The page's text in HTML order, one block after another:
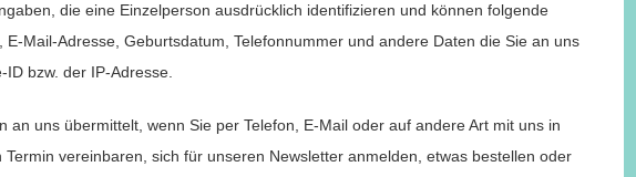
die eine Einzelperson ausdrücklich identifizieren und können folgende
E-Mail-Adresse, Geburtsdatum, Telefonnummer und andere Daten die Sie an uns
bzw. der IP-Adresse.
an uns übermittelt, wenn Sie per Telefon, E-Mail oder auf andere Art mit uns in
vereinbaren, sich für unseren Newsletter anmelden, etwas bestellen oder